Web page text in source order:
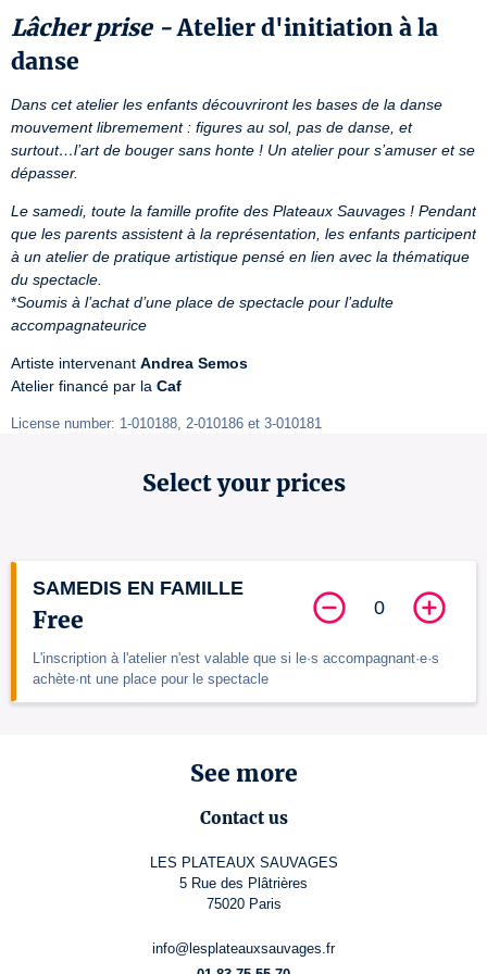
Lâcher prise -Atelier d'initiation à la
danse
Dans cet atelier les enfants découvriront les bases de la danse
mouvement libremement : figures au sol, pas de danse, et
surtout…l’art de bouger sans honte ! Un atelier pour s’amuser et se
dépasser.
Le samedi, toute la famille profite des Plateaux Sauvages ! Pendant
que les parents assistent à la représentation, les enfants participent
à un atelier de pratique artistique pensé en lien avec la thématique
du spectacle.
*Soumis à l’achat d’une place de spectacle pour l’adulte
accompagnateurice
Artiste intervenant Andrea Semos
Atelier financé par la Caf
License number: 1-010188, 2-010186 et 3-010181
Select your prices
SAMEDIS EN FAMILLE
Free
L'inscription à l'atelier n'est valable que si le·s accompagnant·e·s
achète·nt une place pour le spectacle
0
See more
Contact us
LES PLATEAUX SAUVAGES
5 Rue des Plâtrières
75020 Paris
info@lesplateauxsauvages.fr